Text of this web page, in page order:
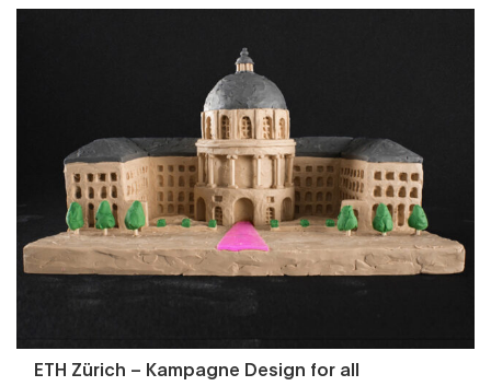
ETH Zürich – Kampagne Design for all